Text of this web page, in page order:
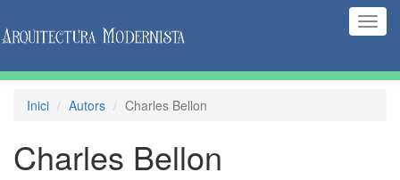
Inici Autors Charles Bellon
Charles Bellon